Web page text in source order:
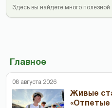
Здесь вы найдете много
Главное
08 августа 2026
Живые
«Отпетые